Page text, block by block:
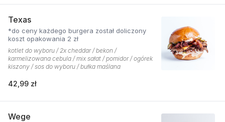
Texas
*do ceny każdego burgera został doliczony
koszt opakowania 2 zł
kotlet do wyboru / 2x cheddar / bekon /
karmelizowana cebula / mix sałat / pomidor / ogórek
kiszony / sos do wyboru / bułka maślana
42,99 zł
Wege